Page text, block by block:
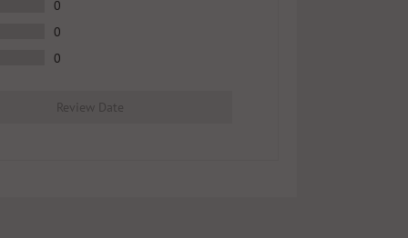
0
0
0
Review Date